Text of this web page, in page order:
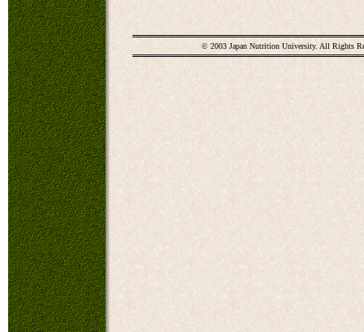
© 2003 Japan Nutrition University. All Rights